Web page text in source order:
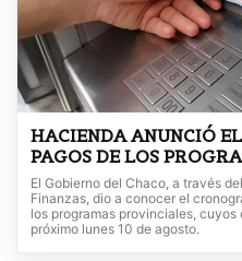
HACIENDA ANUNCIÓ
PAGOS DE LOS
El Gobierno del Chaco, a través
Finanzas, dio a conocer el
los programas provinciales,
próximo lunes 10 de agosto.